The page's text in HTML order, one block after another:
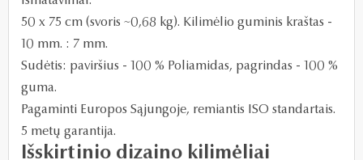
50 x 75 cm (svoris ~0,68 kg). Kilimėlio guminis kraštas -
10 mm. : 7 mm.
Sudėtis: paviršius - 100 % Poliamidas, pagrindas - 100 %
guma.
Pagaminti Europos Sąjungoje, remiantis ISO standartais.
5 metų garantija.
Išskirtinio dizaino kilimėliai